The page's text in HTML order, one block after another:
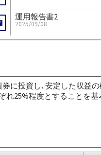
運用報告書2
2025/09/08
に投資し､安定した収益
25%程度とすることを